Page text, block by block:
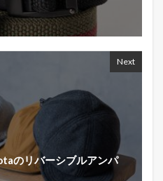
Next
のリバーシブルアンパ